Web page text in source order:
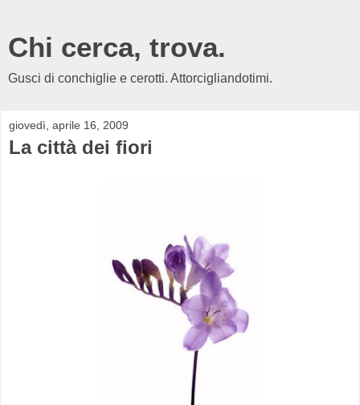
Chi cerca, trova.
Gusci di conchiglie e cerotti. Attorcigliandotimi.
giovedì, aprile 16, 2009
La città dei fiori